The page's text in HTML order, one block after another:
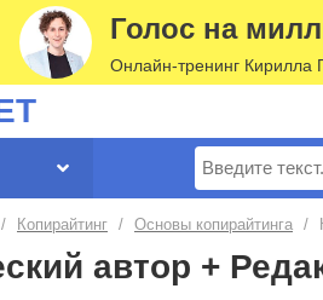
Голос на
Онлайн-тренинг Кирилла
Поиск
/ Копирайтинг / Основы копирайтинга /
автор +